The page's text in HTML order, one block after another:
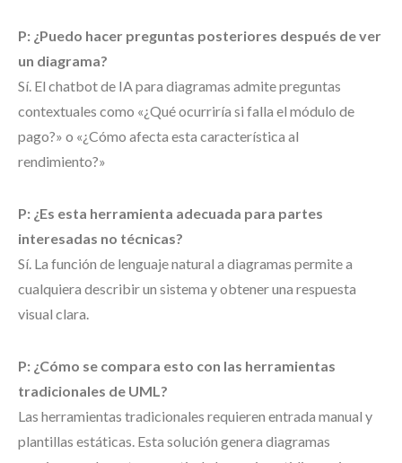
P: ¿Puedo hacer preguntas posteriores después de ver
un diagrama?
Sí. El chatbot de IA para diagramas admite preguntas
contextuales como «¿Qué ocurriría si falla el módulo de
pago?» o «¿Cómo afecta esta característica al
rendimiento?»
P: ¿Es esta herramienta adecuada para partes
interesadas no técnicas?
Sí. La función de lenguaje natural a diagramas permite a
cualquiera describir un sistema y obtener una respuesta
visual clara.
P: ¿Cómo se compara esto con las herramientas
tradicionales de UML?
Las herramientas tradicionales requieren entrada manual y
plantillas estáticas. Esta solución genera diagramas